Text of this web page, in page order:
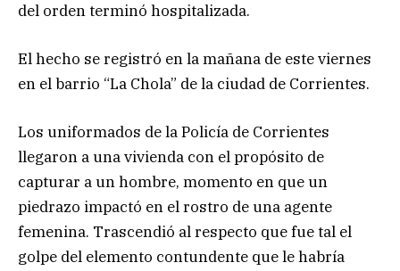
del orden terminó hospitalizada.
El hecho se registró en la mañana de este viernes
en el barrio “La Chola” de la ciudad de Corrientes.
Los uniformados de la Policía de Corrientes
llegaron a una vivienda con el propósito de
capturar a un hombre, momento en que un
piedrazo impactó en el rostro de una agente
femenina. Trascendió al respecto que fue tal el
golpe del elemento contundente que le habría